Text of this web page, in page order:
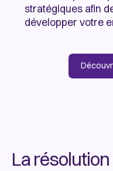
stratégiques afin
développer votre
La